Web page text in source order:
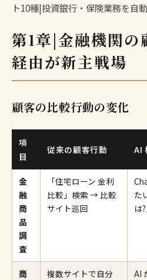
ト10種|投資銀行・保険業務を自
第1章|金融機関
経由が新主戦場
顧客の比較行動の変化
項
目
従来の顧客行動 AI
金
融
商
品
調
査
「住宅ローン 金利
比較」検索 → 比較
サイト巡回
た
は
商
複数サイトで自分
AI